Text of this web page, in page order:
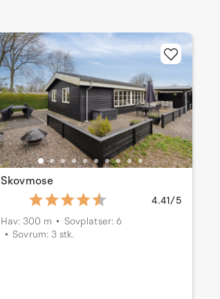
Skovmose
4.41/5
Hav: 300 m
Sovplatser: 6
Sovrum: 3 stk.